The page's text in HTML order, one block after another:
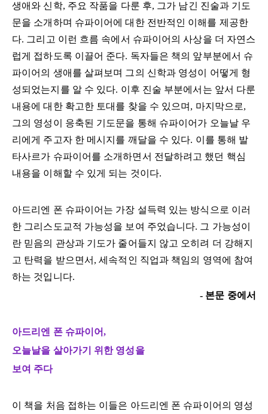
생애와 신학, 주요 작품을 다룬 후, 그가 남긴 진술과 기도
문을 소개하며 슈파이어에 대한 전반적인 이해를 제공한
다. 그리고 이런 흐름 속에서 슈파이어의 사상을 더 자연스
럽게 접하도록 이끌어 준다. 독자들은 책의 앞부분에서 슈
파이어의 생애를 살펴보며 그의 신학과 영성이 어떻게 형
성되었는지를 알 수 있다. 이후 진술 부분에서는 앞서 다룬
내용에 대한 확고한 토대를 찾을 수 있으며, 마지막으로,
그의 영성이 응축된 기도문을 통해 슈파이어가 오늘날 우
리에게 주고자 한 메시지를 깨달을 수 있다. 이를 통해 발
타사르가 슈파이어를 소개하면서 전달하려고 했던 핵심
내용을 이해할 수 있게 되는 것이다.
아드리엔 폰 슈파이어는 가장 설득력 있는 방식으로 이러
한 그리스도교적 가능성을 보여 주었습니다. 그 가능성이
란 믿음의 관상과 기도가 줄어들지 않고 오히려 더 강해지
고 탄력을 받으면서, 세속적인 직업과 책임의 영역에 참여
하는 것입니다.
- 본문 중에서
아드리엔 폰 슈파이어,
오늘날을 살아가기 위한 영성을
보여 주다
이 책을 처음 접하는 이들은 아드리엔 폰 슈파이어의 영성